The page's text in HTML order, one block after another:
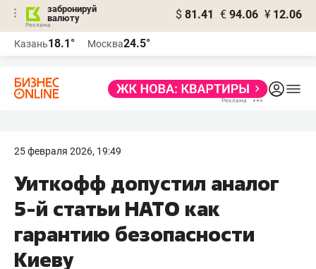
забронируй
валюту
$ 81.41 € 94.06 ¥ 12.06
Казань18.1° Москва24.5°
25 февраля 2026, 19:49
Уиткофф допустил аналог
5-й статьи НАТО как
гарантию безопасности
Киеву